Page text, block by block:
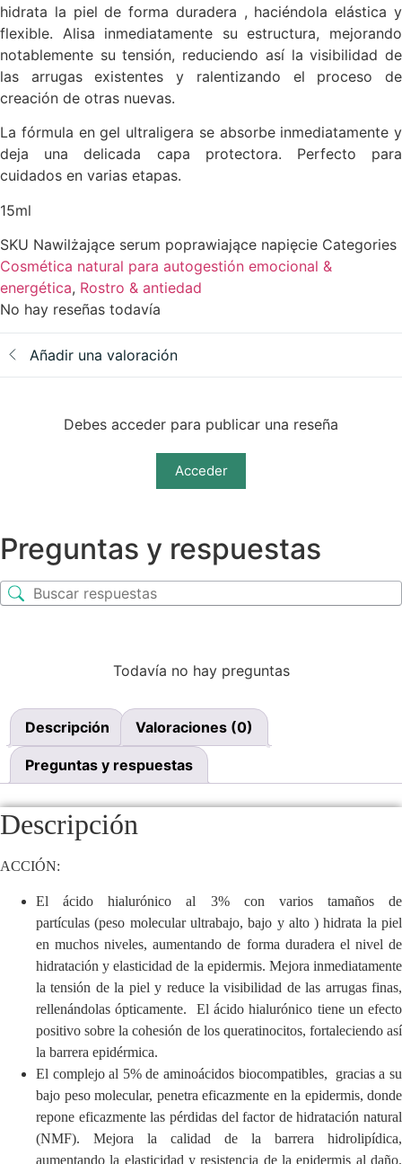
hidrata la piel de forma duradera , haciéndola elástica y
flexible. Alisa inmediatamente su estructura, mejorando
notablemente su tensión, reduciendo así la visibilidad de
las arrugas existentes y ralentizando el proceso de
creación de otras nuevas.
La fórmula en gel ultraligera se absorbe inmediatamente y
deja una delicada capa protectora. Perfecto para
cuidados en varias etapas.
15ml
SKU Nawilżające serum poprawiające napięcie Categories
Cosmética natural para autogestión emocional &
energética, Rostro & antiedad
No hay reseñas todavía
Añadir una valoración
Debes acceder para publicar una reseña
Acceder
Preguntas y respuestas
Todavía no hay preguntas
Descripción Valoraciones (0)
Preguntas y respuestas
Descripción
ACCIÓN:
El ácido hialurónico al 3% con varios tamaños de
partículas (peso molecular ultrabajo, bajo y alto) hidrata la piel
en muchos niveles, aumentando de forma duradera el nivel de
hidratación y elasticidad de la epidermis. Mejora inmediatamente
la tensión de la piel y reduce la visibilidad de las arrugas finas,
rellenándolas ópticamente. El ácido hialurónico tiene un efecto
positivo sobre la cohesión de los queratinocitos, fortaleciendo así
la barrera epidérmica.
El complejo al 5% de aminoácidos biocompatibles, gracias a su
bajo peso molecular, penetra eficazmente en la epidermis, donde
repone eficazmente las pérdidas del factor de hidratación natural
(NMF). Mejora la calidad de la barrera hidrolipídica,
aumentando la elasticidad y resistencia de la epidermis al daño.